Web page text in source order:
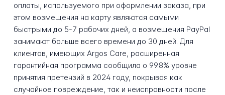
оплаты, используемого при оформлении заказа, при
этом возмещения на карту являются самыми
быстрыми до 5-7 рабочих дней, а возмещения PayPal
занимают больше всего времени до 30 дней. Для
клиентов, имеющих Argos Care, расширенная
гарантийная программа сообщила о 99.8% уровне
принятия претензий в 2024 году, покрывая как
случайное повреждение, так и неисправности после